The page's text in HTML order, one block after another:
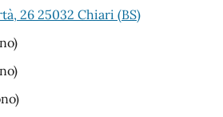
26 25032 Chiari (BS)